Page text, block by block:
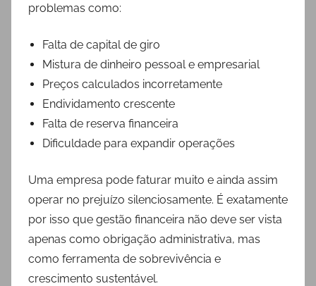
problemas como:
Falta de capital de giro
Mistura de dinheiro pessoal e empresarial
Preços calculados incorretamente
Endividamento crescente
Falta de reserva financeira
Dificuldade para expandir operações
Uma empresa pode faturar muito e ainda assim
operar no prejuízo silenciosamente. É exatamente
por isso que gestão financeira não deve ser vista
apenas como obrigação administrativa, mas
como ferramenta de sobrevivência e
crescimento sustentável.